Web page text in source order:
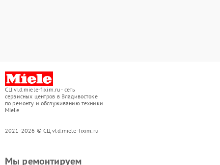
СЦ vld.miele-fixim.ru - сеть
сервисных центров в Владивостоке
по ремонту и обслуживанию техники
Miele
2021-2026 © СЦ vld.miele-fixim.ru
Мы ремонтируем